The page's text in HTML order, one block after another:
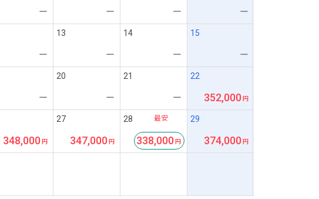
ー ー ー ー
ー
13
ー
14
ー
15
ー
ー
20
ー
21
ー
22
352,000
348,000
27
347,000
28 最安
338,000
29
374,000